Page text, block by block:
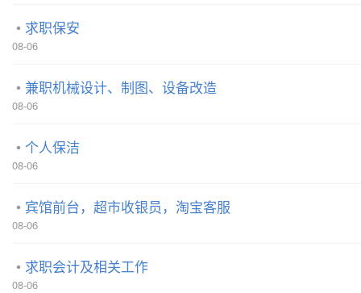
求职保安
08-06
兼职机械设计、制图、设备改造
08-06
个人保洁
08-06
宾馆前台，超市收银员，淘宝客服
08-06
求职会计及相关工作
08-06